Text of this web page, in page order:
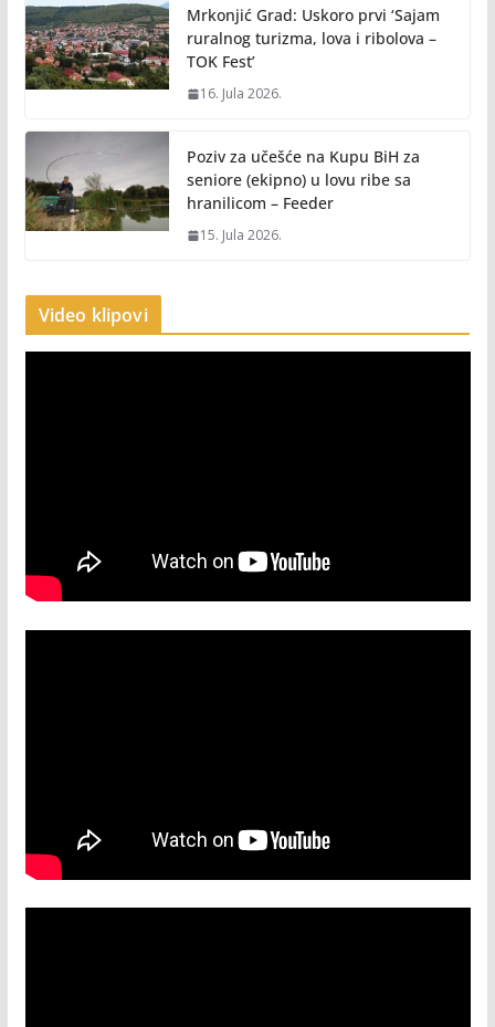
Mrkonjić Grad: Uskoro prvi ‘Sajam
ruralnog turizma, lova i ribolova –
TOK Fest’
16. Jula 2026.
Poziv za učešće na Kupu BiH za
seniore (ekipno) u lovu ribe sa
hranilicom – Feeder
15. Jula 2026.
Video klipovi